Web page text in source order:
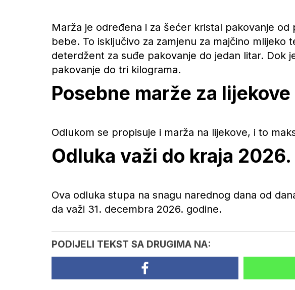
Marža je određena i za šećer kristal pakovanje
bebe. To isključivo za zamjenu za majčino
deterdžent za suđe pakovanje do jedan litar. Dok
pakovanje do tri kilograma.
Posebne marže za
Odlukom se propisuje i marža na lijekove, i to
Odluka važi do kraja
Ova odluka stupa na snagu narednog dana od
da važi 31. decembra 2026. godine.
PODIJELI TEKST SA DRUGIMA NA: